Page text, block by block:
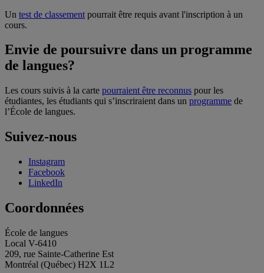
Un test de classement pourrait être requis avant l'inscription à un
cours.
Envie de poursuivre dans un programme
de langues?
Les cours suivis à la carte pourraient être reconnus pour les
étudiantes, les étudiants qui s’inscriraient dans un programme de
l’École de langues.
Suivez-nous
Instagram
Facebook
LinkedIn
Coordonnées
École de langues
Local V-6410
209, rue Sainte-Catherine Est
Montréal (Québec) H2X 1L2